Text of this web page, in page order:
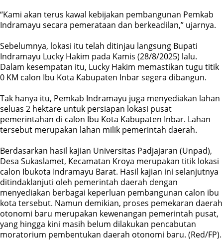
“Kami akan terus kawal kebijakan pembangunan Pemkab
Indramayu secara pemerataan dan berkeadilan,” ujarnya.
Sebelumnya, lokasi itu telah ditinjau langsung Bupati
Indramayu Lucky Hakim pada Kamis (28/8/2025) lalu.
Dalam kesempatan itu, Lucky Hakim memastikan tugu titik
0 KM calon Ibu Kota Kabupaten Inbar segera dibangun.
Tak hanya itu, Pemkab Indramayu juga menyediakan lahan
seluas 2 hektare untuk persiapan lokasi pusat
pemerintahan di calon Ibu Kota Kabupaten Inbar. Lahan
tersebut merupakan lahan milik pemerintah daerah.
Berdasarkan hasil kajian Universitas Padjajaran (Unpad),
Desa Sukaslamet, Kecamatan Kroya merupakan titik lokasi
calon Ibukota Indramayu Barat. Hasil kajian ini selanjutnya
ditindaklanjuti oleh pemerintah daerah dengan
menyediakan berbagai keperluan pembangunan calon ibu
kota tersebut. Namun demikian, proses pemekaran daerah
otonomi baru merupakan kewenangan pemerintah pusat,
yang hingga kini masih belum dilakukan pencabutan
moratorium pembentukan daerah otonomi baru. (Red/FP).